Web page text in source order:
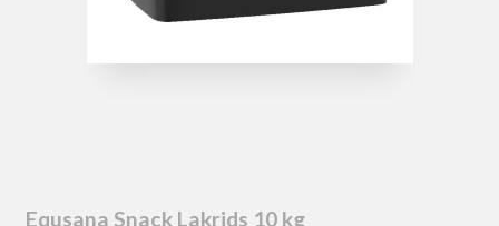
Equsana Snack Lakrids 10 kg